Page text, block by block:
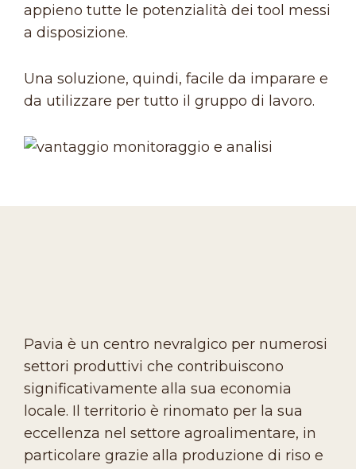
appieno tutte le potenzialità dei tool messi
a disposizione.
Una soluzione, quindi, facile da imparare e
da utilizzare per tutto il gruppo di lavoro.
Pavia è un centro nevralgico per numerosi
settori produttivi che contribuiscono
significativamente alla sua economia
locale. Il territorio è rinomato per la sua
eccellenza nel settore agroalimentare, in
particolare grazie alla produzione di riso e